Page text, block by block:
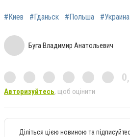
#Киев #Гданьск #Польша #Украина
Буга Владимир Анатольевич
Авторизуйтесь, щоб оцінити
Діліться цією новиною та